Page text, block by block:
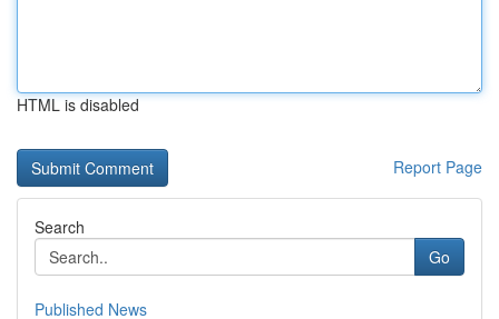
HTML is disabled
Report Page
Search
Go
Published News